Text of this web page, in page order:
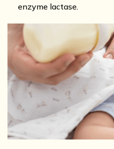
enzyme lactase.